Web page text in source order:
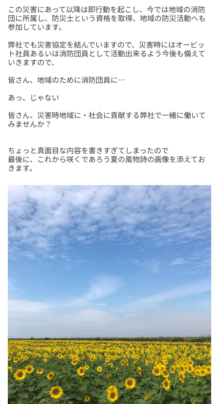
この災害にあって以降は即行動を起こし、今では地域の消防
団に所属し、防災士という資格を取得、地域の防災活動へも
弊社でも災害協定を結んでいますので、災害時にはオービッ
ト社員あるいは消防団員として活動出来るよう今後も備えて
皆さん、災害時地域に・社会に貢献する弊社で一緒に働いて
ちょっと真面目な内容を書きすぎてしまったので
最後に、これから咲くであろう夏の風物詩の画像を添えてお